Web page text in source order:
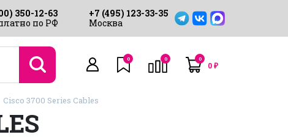
350-12-63
по РФ
+7 (495) 123-33-35
Москва
0 0 0
0₽
Cisco 3700 Series Cables